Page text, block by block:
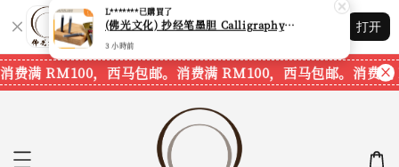
Shopping: 追踪您的订单
您信赖的商店
打开
满 RM100，西马包邮。消费满 RM100，西马包邮。消费满